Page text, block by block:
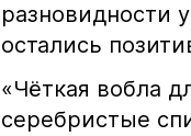
разновидности
остались
«Чёткая вобла
серебристые